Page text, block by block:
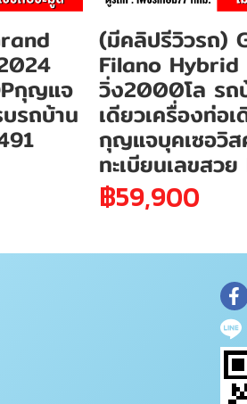
กุญแจ
รถบ้าน
(มีคลิปรีวิวรถ)
Filano
วิ่ง2000โล รถ
เดียวเครื่องท่อ
กุญแจบุคเซอวิ
ทะเบียนเลขสว
฿59,900